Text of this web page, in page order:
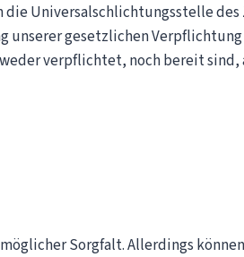
Universalschlichtungsstelle des
unserer gesetzlichen
verpflichtet, noch bereit
Sorgfalt. Allerdings